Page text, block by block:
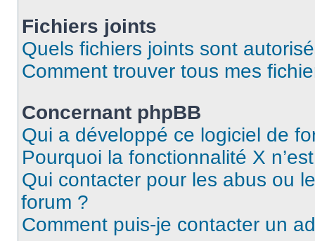
Fichiers joints
Quels fichiers joints sont
Comment trouver tous mes
Concernant phpBB
Qui a développé ce logiciel de
Pourquoi la fonctionnalité X
Qui contacter pour les abus ou
forum ?
Comment puis-je contacter un